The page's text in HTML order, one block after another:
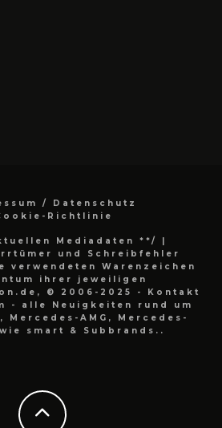
/ Datenschutz
Richtlinie
Mediadaten **/
|
und Schreibfehler
verwendeten Warenzeichen
ihrer jeweiligen
© 2006-2025 - Kontakt
- alle Neuigkeiten rund um
Mercedes-AMG, Mercedes-
smart & Subbrands..